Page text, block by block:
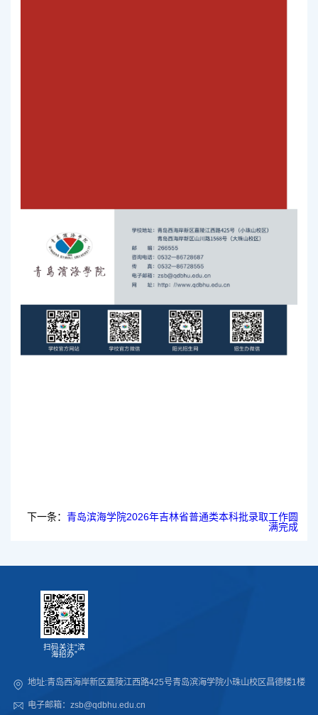
下一条： 青岛滨海学院2026年吉林省普通类本科批录取工作圆
满完成
扫码关注“滨
海招办”
地址:青岛西海岸新区嘉陵江西路425号青岛滨海学院小珠山校区昌德楼1楼
电子邮箱：zsb@qdbhu.edu.cn